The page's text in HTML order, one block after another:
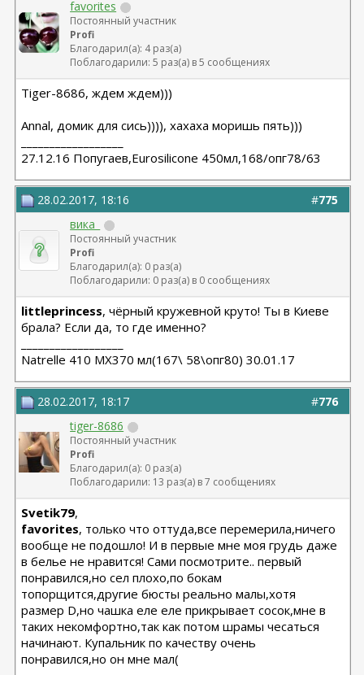
favorites
Постоянный участник
Profi
Благодарил(а): 4 раз(а)
Поблагодарили: 5 раз(а) в 5 сообщениях
Tiger-8686, ждем ждем)))
Annal, домик для сись)))), хахаха моришь пять)))
27.12.16 Попугаев,Eurosilicone 450мл,168/опг78/63
#775
28.02.2017, 18:16
вика_
Постоянный участник
Profi
Благодарил(а): 0 раз(а)
Поблагодарили: 0 раз(а) в 0 сообщениях
littleprincess, чёрный кружевной круто! Ты в Киеве
брала? Если да, то где именно?
Natrelle 410 MX370 мл(167\ 58\опг80) 30.01.17
#776
28.02.2017, 18:17
tiger-8686
Постоянный участник
Profi
Благодарил(а): 0 раз(а)
Поблагодарили: 13 раз(а) в 7 сообщениях
Svetik79,
favorites, только что оттуда,все перемерила,ничего
вообще не подошло! И в первые мне моя грудь даже
в белье не нравится! Сами посмотрите.. первый
понравился,но сел плохо,по бокам
топорщится,другие бюсты реально малы,хотя
размер D,но чашка еле еле прикрывает сосок,мне в
таких некомфортно,так как потом шрамы чесаться
начинают. Купальник по качеству очень
понравился,но он мне мал(